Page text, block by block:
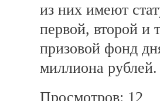
из них имеют
первой, второй и
призовой фонд
миллиона рублей.
Просмотров: 12